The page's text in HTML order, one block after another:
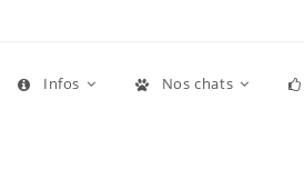
Infos Nos chats